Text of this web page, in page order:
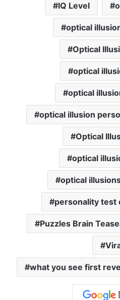
IQ Level
optical
Optical
optical
optical
optical illusion
Optical
optical
optical
personality test
Puzzles Brain
what you see first